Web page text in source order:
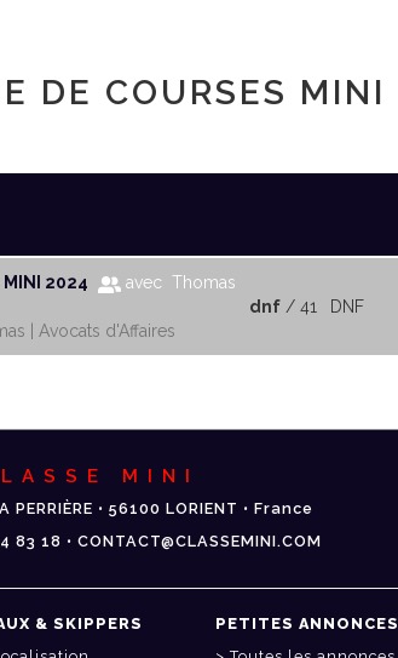
DE COURSES MINI
MINI 2024
avec Thomas
| Avocats d'Affaires
dnf / 41 DNF
MINI
PERRIÈRE • 56100 LORIENT • France
83 18 • CONTACT@CLASSEMINI.COM
& SKIPPERS
PETITES ANNONCES